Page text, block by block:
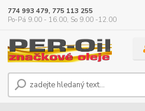
774 993 479, 775 113 255
Po-Pá 9.00 - 16.00, So 9.00 -12.00